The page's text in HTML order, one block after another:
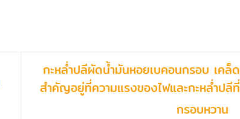
กะหล่ำปลีผัดน้ำมันหอยเบคอนกรอบ เคล็
สำคัญอยู่ที่ความแรงของไฟและกะหล่ำปลี
กรอบหวาน